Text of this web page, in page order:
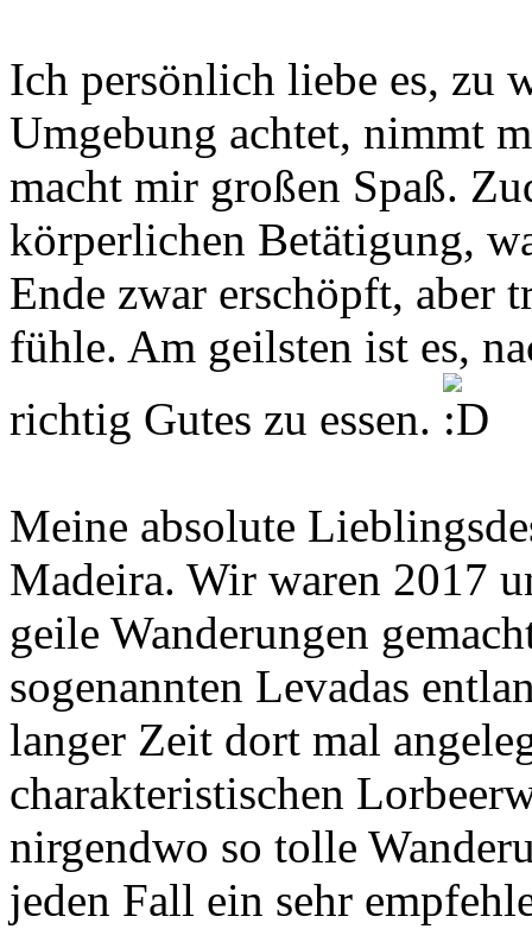
Ich persönlich liebe es, zu
Umgebung achtet, nimmt
macht mir großen Spaß.
körperlichen Betätigung,
Ende zwar erschöpft, aber
fühle. Am geilsten ist es,
richtig Gutes zu essen.
Meine absolute
Madeira. Wir waren 2017
geile Wanderungen
sogenannten Levadas
langer Zeit dort mal
charakteristischen
nirgendwo so tolle
jeden Fall ein sehr